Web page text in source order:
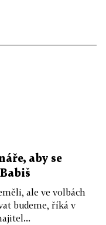
aby se
ale ve volbách
budeme, říká v